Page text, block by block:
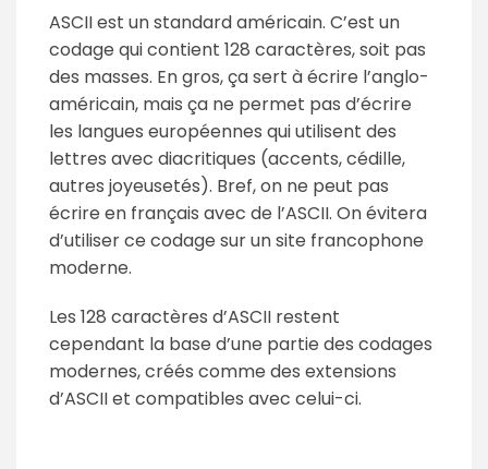
ASCII est un standard américain. C’est un
codage qui contient 128 caractères, soit pas
des masses. En gros, ça sert à écrire l’anglo-
américain, mais ça ne permet pas d’écrire
les langues européennes qui utilisent des
lettres avec diacritiques (accents, cédille,
autres joyeusetés). Bref, on ne peut pas
écrire en français avec de l’ASCII. On évitera
d’utiliser ce codage sur un site francophone
moderne.
Les 128 caractères d’ASCII restent
cependant la base d’une partie des codages
modernes, créés comme des extensions
d’ASCII et compatibles avec celui-ci.